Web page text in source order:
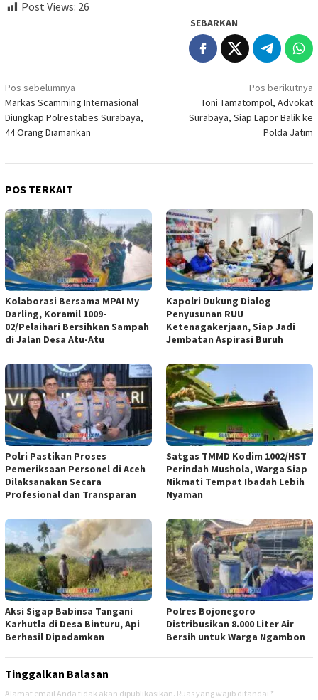
Post Views: 26
SEBARKAN
Navigasi
pos
Pos sebelumnya
Markas Scamming Internasional
Diungkap Polrestabes Surabaya,
44 Orang Diamankan
Pos berikutnya
Toni Tamatompol, Advokat
Surabaya, Siap Lapor Balik ke
Polda Jatim
POS TERKAIT
Kolaborasi Bersama MPAI My
Darling, Koramil 1009-
02/Pelaihari Bersihkan Sampah
di Jalan Desa Atu-Atu
Kapolri Dukung Dialog
Penyusunan RUU
Ketenagakerjaan, Siap Jadi
Jembatan Aspirasi Buruh
Polri Pastikan Proses
Pemeriksaan Personel di Aceh
Dilaksanakan Secara
Profesional dan Transparan
Satgas TMMD Kodim 1002/HST
Perindah Mushola, Warga Siap
Nikmati Tempat Ibadah Lebih
Nyaman
Aksi Sigap Babinsa Tangani
Karhutla di Desa Binturu, Api
Berhasil Dipadamkan
Polres Bojonegoro
Distribusikan 8.000 Liter Air
Bersih untuk Warga Ngambon
Tinggalkan Balasan
Alamat email Anda tidak akan dipublikasikan. Ruas yang wajib ditandai *